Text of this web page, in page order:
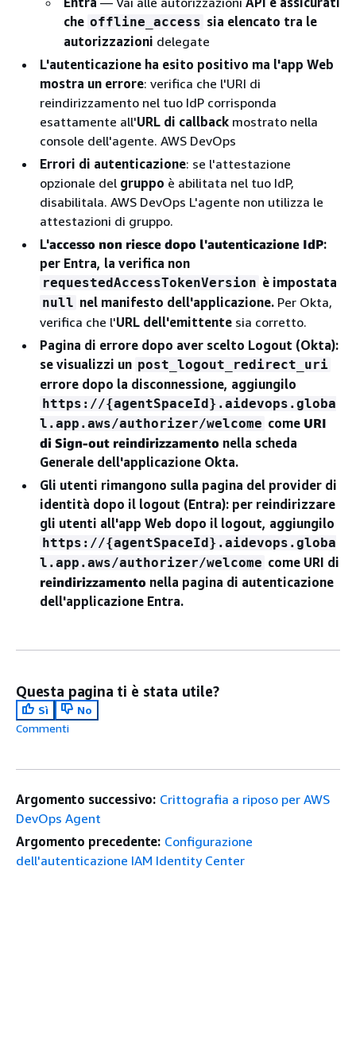
che offline_access sia elencato tra le
autorizzazioni delegate
L'autenticazione ha esito positivo ma l'app Web
mostra un errore: verifica che l'URI di
reindirizzamento nel tuo IdP corrisponda
esattamente all'URL di callback mostrato nella
console dell'agente. AWS DevOps
Errori di autenticazione: se l'attestazione
opzionale del gruppo è abilitata nel tuo IdP,
disabilitala. AWS DevOps L'agente non utilizza le
attestazioni di gruppo.
L'accesso non riesce dopo l'autenticazione IdP:
per Entra, la verifica non
requestedAccessTokenVersion è impostata
null nel manifesto dell'applicazione. Per Okta,
verifica che l'URL dell'emittente sia corretto.
Pagina di errore dopo aver scelto Logout (Okta):
se visualizzi un post_logout_redirect_uri
errore dopo la disconnessione, aggiungilo
https://{agentSpaceId}.aidevops.globa
l.app.aws/authorizer/welcome come URI
di Sign-out reindirizzamento nella scheda
Generale dell'applicazione Okta.
Gli utenti rimangono sulla pagina del provider di
identità dopo il logout (Entra): per reindirizzare
gli utenti all'app Web dopo il logout, aggiungilo
https://{agentSpaceId}.aidevops.globa
l.app.aws/authorizer/welcome come URI di
reindirizzamento nella pagina di autenticazione
dell'applicazione Entra.
Questa pagina ti è stata utile?
Sì
No
Commenti
Argomento successivo: Crittografia a riposo per AWS
DevOps Agent
Argomento precedente: Configurazione
dell'autenticazione IAM Identity Center